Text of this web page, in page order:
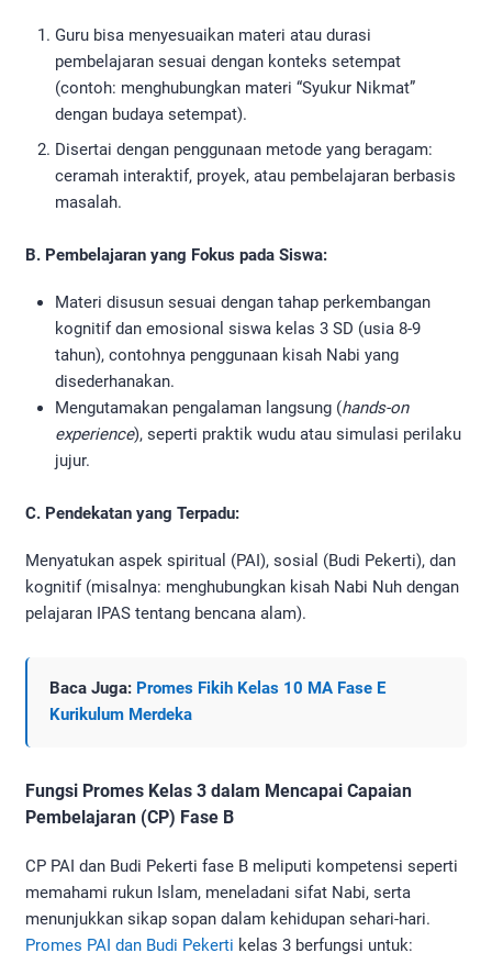
Guru bisa menyesuaikan materi atau durasi
pembelajaran sesuai dengan konteks setempat
(contoh: menghubungkan materi “Syukur Nikmat”
dengan budaya setempat).
Disertai dengan penggunaan metode yang beragam:
ceramah interaktif, proyek, atau pembelajaran berbasis
masalah.
B. Pembelajaran yang Fokus pada Siswa:
Materi disusun sesuai dengan tahap perkembangan
kognitif dan emosional siswa kelas 3 SD (usia 8-9
tahun), contohnya penggunaan kisah Nabi yang
disederhanakan.
Mengutamakan pengalaman langsung (hands-on
experience), seperti praktik wudu atau simulasi perilaku
jujur.
C. Pendekatan yang Terpadu:
Menyatukan aspek spiritual (PAI), sosial (Budi Pekerti), dan
kognitif (misalnya: menghubungkan kisah Nabi Nuh dengan
pelajaran IPAS tentang bencana alam).
Baca Juga: Promes Fikih Kelas 10 MA Fase E
Kurikulum Merdeka
Fungsi Promes Kelas 3 dalam Mencapai Capaian
Pembelajaran (CP) Fase B
CP PAI dan Budi Pekerti fase B meliputi kompetensi seperti
memahami rukun Islam, meneladani sifat Nabi, serta
menunjukkan sikap sopan dalam kehidupan sehari-hari.
Promes PAI dan Budi Pekerti kelas 3 berfungsi untuk: